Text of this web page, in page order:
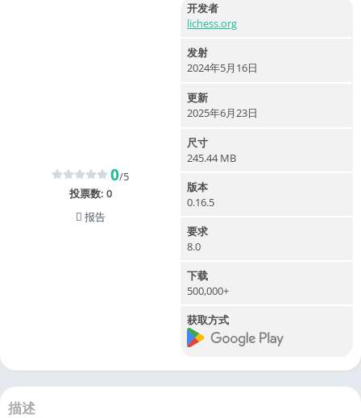
0/5
投票数: 0
报告
开发者
lichess.org
发射
2024年5月16日
更新
2025年6月23日
尺寸
245.44 MB
版本
0.16.5
要求
8.0
下载
500,000+
获取方式
描述